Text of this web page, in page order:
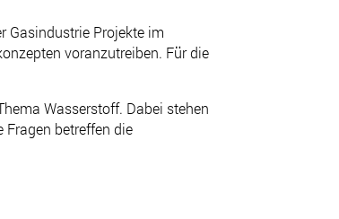
Gasindustrie Projekte im
voranzutreiben. Für die
Wasserstoff. Dabei stehen
Fragen betreffen die